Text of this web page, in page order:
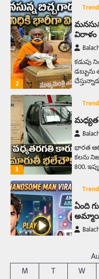
2
విరాళం
కడుపు
3
భారత
కలను
800.
4
ఏంది
బోమ్మ
M
T W